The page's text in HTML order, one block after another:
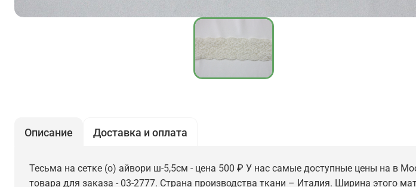
Описание Доставка и оплата
Тесьма на сетке (о) айвори ш-5,5см - цена 500 ₽ У нас самые доступные цены на в
товара для заказа - 03-2777. Страна производства ткани – Италия. Ширина этого